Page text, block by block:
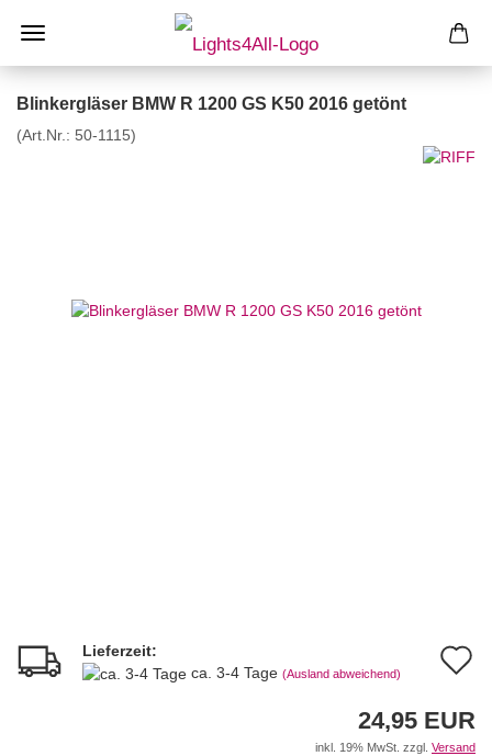
Blinkergläser BMW R 1200 GS K50 2016 getönt
(Art.Nr.: 50-1115)
Lieferzeit:
ca. 3-4 Tage (Ausland abweichend)
24,95 EUR
inkl. 19% MwSt. zzgl. Versand